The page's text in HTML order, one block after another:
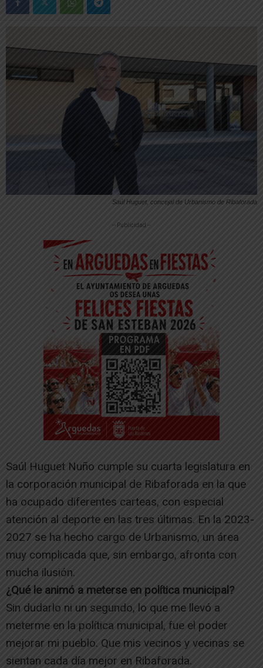
Saúl Huguet, concejal de Urbanismo de Ribaforada
-- Publicidad --
Saúl Huguet Nuño cumple su cuarta legislatura en
la corporación municipal de Ribaforada en la que
ha ocupado diferentes carteas, con especial
atención al deporte en las tres últimas. En la 2023-
2027 se ha hecho cargo de Urbanismo, un área
muy complicada que, sin embargo, afronta con
mucha ilusión.
¿Qué le animó a meterse en política municipal?
Sin dudarlo ni un segundo, lo que me llevó a
meterme en la política municipal, fue el poder
mejorar mi pueblo. Que mis vecinos y vecinas se
sientan cada día mejor en Ribaforada.